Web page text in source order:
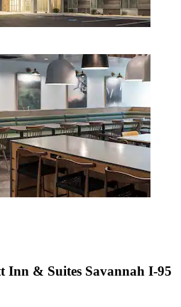
& Suites Savannah I-95